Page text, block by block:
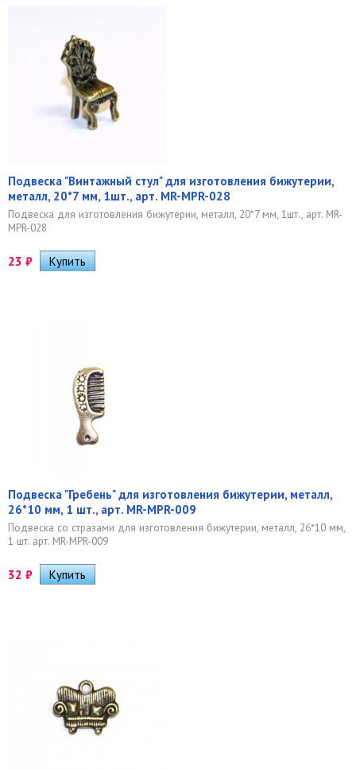
Подвеска "Винтажный стул" для изготовления бижутерии,
металл, 20*7 мм, 1шт., арт. MR-MPR-028
Подвеска для изготовления бижутерии, металл, 20*7 мм, 1шт., арт. MR-
MPR-028
23 ₽
Подвеска "Гребень" для изготовления бижутерии, металл,
26*10 мм, 1 шт., арт. MR-MPR-009
Подвеска со стразами для изготовления бижутерии, металл, 26*10 мм,
1 шт. арт. MR-MPR-009
32 ₽